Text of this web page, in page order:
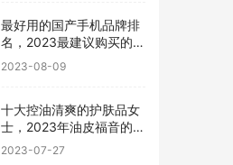
最好用的国产手机品牌排
名，2023最建议购买的5
款手机
2023-08-09
十大控油清爽的护肤品女
士，2023年油皮福音的护
肤品有哪些
2023-07-27